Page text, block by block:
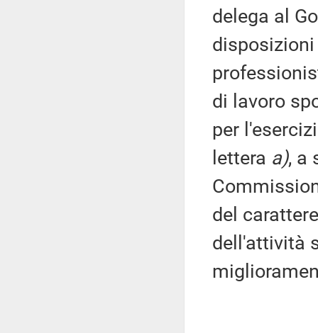
delega al
di lavoro
per
lettera a), a
del
dell'attività